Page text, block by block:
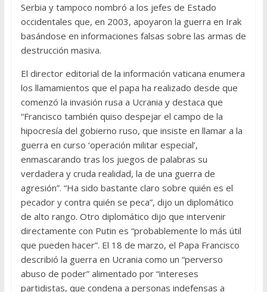
Serbia y tampoco nombró a los jefes de Estado
occidentales que, en 2003, apoyaron la guerra en Irak
basándose en informaciones falsas sobre las armas de
destrucción masiva.
El director editorial de la información vaticana enumera
los llamamientos que el papa ha realizado desde que
comenzó la invasión rusa a Ucrania y destaca que
“Francisco también quiso despejar el campo de la
hipocresía del gobierno ruso, que insiste en llamar a la
guerra en curso ‘operación militar especial’,
enmascarando tras los juegos de palabras su
verdadera y cruda realidad, la de una guerra de
agresión”. “Ha sido bastante claro sobre quién es el
pecador y contra quién se peca”, dijo un diplomático
de alto rango. Otro diplomático dijo que intervenir
directamente con Putin es “probablemente lo más útil
que pueden hacer”. El 18 de marzo, el Papa Francisco
describió la guerra en Ucrania como un “perverso
abuso de poder” alimentado por “intereses
partidistas, que condena a personas indefensas a